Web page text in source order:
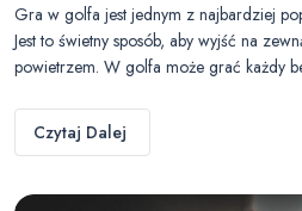
Gra w golfa jest jednym z najbardziej
Jest to świetny sposób, aby wyjść na
powietrzem. W golfa może grać każdy
Czytaj Dalej